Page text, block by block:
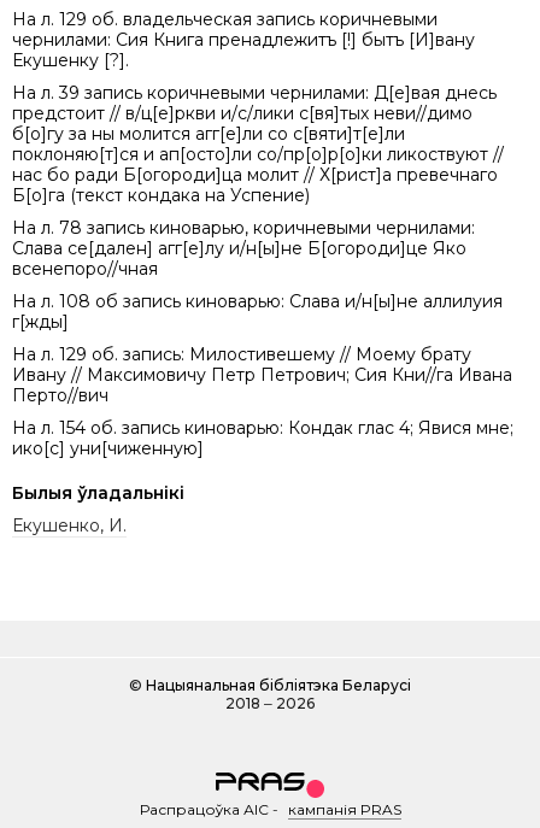
На л. 129 об. владельческая запись коричневыми
чернилами: Сия Книга пренадлежитъ [!] бытъ [И]вану
Екушенку [?].
На л. 39 запись коричневыми чернилами: Д[е]вая днесь
предстоит // в/ц[е]ркви и/с/лики с[вя]тых неви//димо
б[о]гу за ны молится агг[е]ли со с[вяти]т[е]ли
поклоняю[т]ся и ап[осто]ли со/пр[о]р[о]ки ликоствуют //
нас бо ради Б[огороди]ца молит // Х[рист]а превечнаго
Б[о]га (текст кондака на Успение)
На л. 78 запись киноварью, коричневыми чернилами:
Слава се[дален] агг[е]лу и/н[ы]не Б[огороди]це Яко
всенепоро//чная
На л. 108 об запись киноварью: Слава и/н[ы]не аллилуия
г[жды]
На л. 129 об. запись: Милостивешему // Моему брату
Ивану // Максимовичу Петр Петрович; Сия Кни//га Ивана
Перто//вич
На л. 154 об. запись киноварью: Кондак глас 4; Явися мне;
ико[с] уни[чиженную]
Былыя ўладальнікі
Екушенко, И.
© Нацыянальная бібліятэка Беларусі
2018 ‒ 2026
Распрацоўка АІС- кампанія PRAS